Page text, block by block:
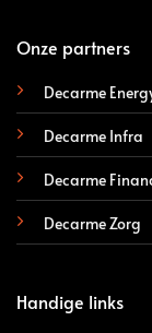
Onze partners
Decarme
Decarme Infra
Decarme
Decarme Zorg
Handige links